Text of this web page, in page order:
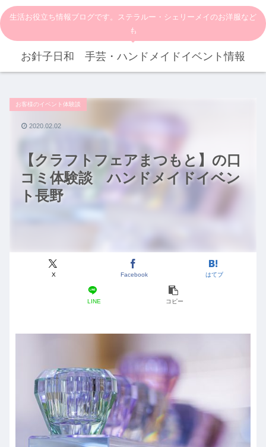
生活お役立ち情報ブログです。ステラルー・シェリーメイのお洋服など
も
お針子日和 手芸・ハンドメイドイベント情報
【クラフトフェアまつもと】の口
コミ体験談 ハンドメイドイベン
ト長野
お客様のイベント体験談
X Facebook はてブ
LINE コピー
2020.02.02